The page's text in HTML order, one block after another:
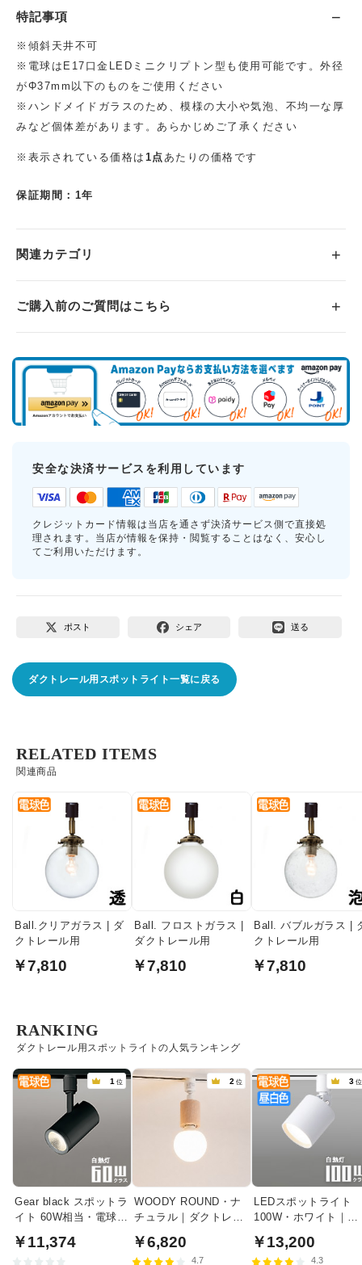
特記事項
※傾斜天井不可
※電球はE17口金LEDミニクリプトン型も使用可能です。外径
がΦ37mm以下のものをご使用ください
※ハンドメイドガラスのため、模様の大小や気泡、不均一な厚
みなど個体差があります。あらかじめご了承ください
※表示されている価格は 1点あたりの価格です
保証期間：1年
関連カテゴリ
ご購入前のご質問はこちら
安全な決済サービスを利用しています
クレジットカード情報は当店を通さず決済サービス側で直接処
理されます。当店が情報を保持・閲覧することはなく、安心し
てご利用いただけます。
ポスト シェア 送る
ダクトレール用スポットライト一覧に戻る
関連商品
RELATED ITEMS
Ball.クリアガラス | ダ
クトレール用
￥7,810
Ball. フロストガラス |
ダクトレール用
￥7,810
Ball. バブルガラス |
クトレール用
￥7,810
ダクトレール用スポットライトの人気ランキング
RANKING
1 位
Gear black スポットラ
イト 60W相当・電球色
￥11,374
2 位
WOODY ROUND・ナ
チュラル｜ダクトレー
￥6,820
4.7
3 位
LEDスポットライト
100W・ホワイト｜光
￥13,200
4.3